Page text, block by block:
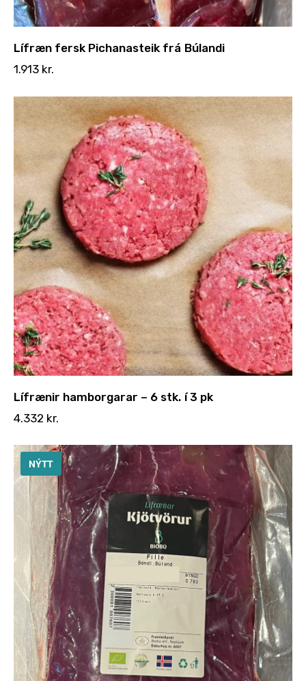
Lífræn fersk Pichanasteik frá Búlandi
1.913 kr.
Lífrænir hamborgarar – 6 stk. í 3 pk
4.332 kr.
NÝTT